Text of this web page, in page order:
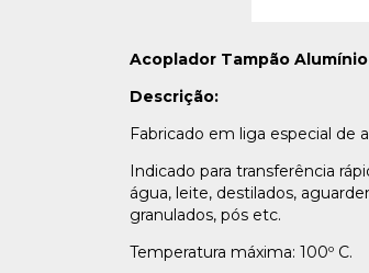
Acoplador Tampão
Descrição:
Fabricado em liga especial de
Indicado para transferência
água, leite, destilados,
granulados, pós etc.
Temperatura máxima: 100º C.